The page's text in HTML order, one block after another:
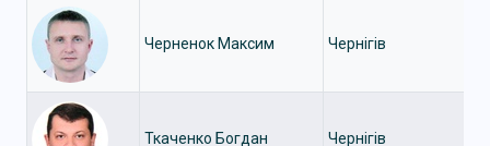
Черненок Максим Чернігів
Ткаченко Богдан Чернігів